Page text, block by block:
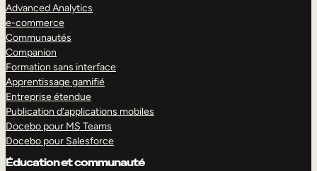
Advanced Analytics
e-commerce
Communautés
Companion
Formation sans interface
Apprentissage gamifié
Entreprise étendue
Publication d’applications mobiles
Docebo pour MS Teams
Docebo pour Salesforce
Éducation et communauté